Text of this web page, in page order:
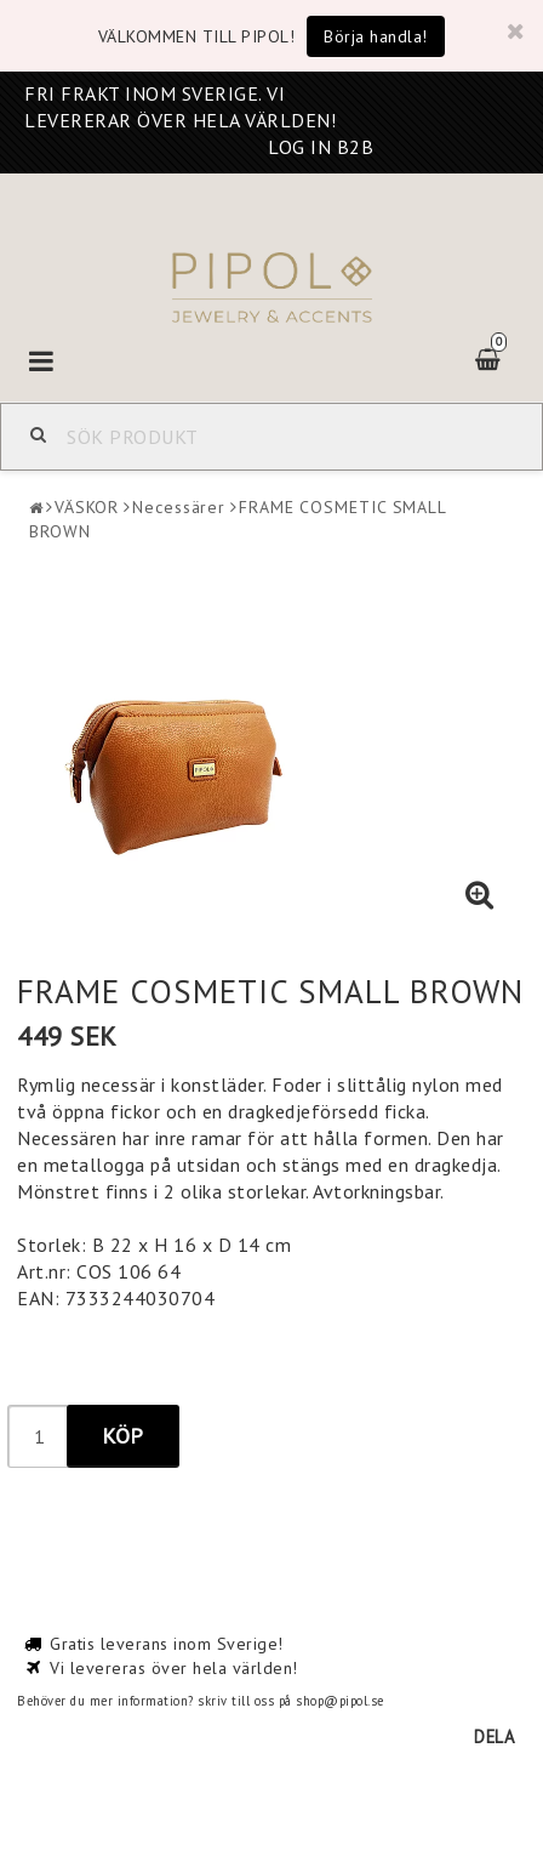
VÄLKOMMEN TILL PIPOL! Börja handla!
FRI FRAKT INOM SVERIGE. VI
LEVERERAR ÖVER HELA VÄRLDEN!
LOG IN B2B
0
Toggle
navigation
VÄSKOR Necessärer
FRAME COSMETIC SMALL
BROWN
FRAME COSMETIC SMALL BROWN
449 SEK
Rymlig necessär i konstläder. Foder i slittålig nylon med
två öppna fickor och en dragkedjeförsedd ficka.
Necessären har inre ramar för att hålla formen. Den har
en metallogga på utsidan och stängs med en dragkedja.
Mönstret finns i 2 olika storlekar. Avtorkningsbar.
Storlek: B 22 x H 16 x D 14 cm
Art.nr: COS 106 64
EAN: 7333244030704
KÖP
Gratis leverans inom Sverige!
Vi levereras över hela världen!
Behöver du mer information? skriv till oss på shop@pipol.se
DELA